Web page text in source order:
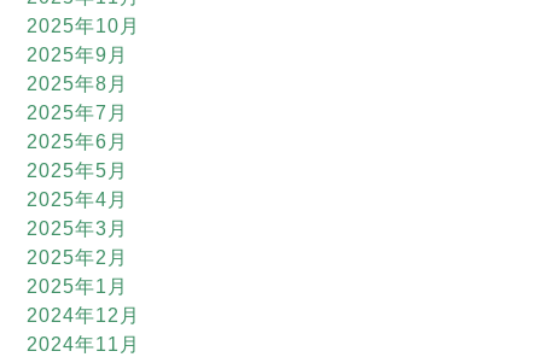
2025年10月
2025年9月
2025年8月
2025年7月
2025年6月
2025年5月
2025年4月
2025年3月
2025年2月
2025年1月
2024年12月
2024年11月